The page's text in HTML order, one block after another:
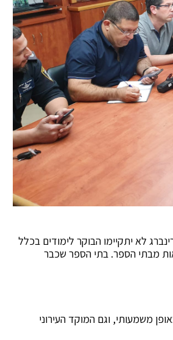
לא יתקיימו הבוקר לימודים בכלל
מבתי הספר. בתי הספר שכבר
משמעותי, וגם המוקד העירוני